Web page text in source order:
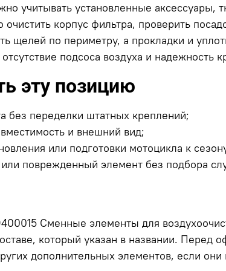
учитывать установленные
корпус фильтра, проверить
щелей по периметру, а прокладки и
подсоса воздуха и надежность
эту позицию
без переделки штатных креплений;
и внешний вид;
или подготовки мотоцикла к
поврежденный элемент без подбора
Сменные элементы для
который указан в названии. Перед
дополнительных элементов, если